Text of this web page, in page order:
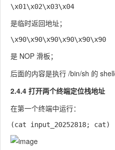
是临时返回地址；
是 NOP 滑板；
后面的内容是执行 /bin/sh 的
2.4.4 打开两个终端定位栈地址
在第一个终端中运行：